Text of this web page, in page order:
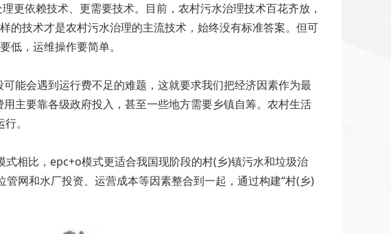
更依赖技术、更需要技术。目前，农村污水治理技术百花齐放，
的技术才是农村污水治理的主流技术，始终没有标准答案。但可
，运维操作要简单。
能会遇到运行费不足的难题，这就要求我们把经济因素作为最
主要靠各级政府投入，甚至一些地方需要乡镇自筹。农村生活
。
相比，epc+o模式更适合我国现阶段的村(乡)镇污水和垃圾治
网和水厂投资、运营成本等因素整合到一起，通过构建“村(乡)